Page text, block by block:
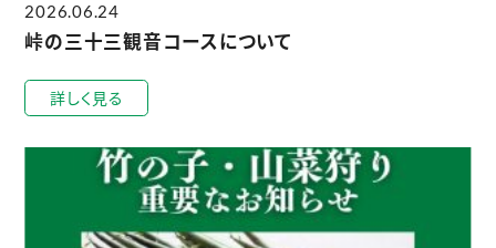
2026.06.24
峠の三十三観音コースについて
詳しく見る